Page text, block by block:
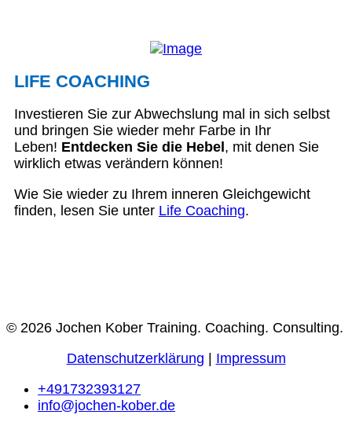
LIFE COACHING
Investieren Sie zur Abwechslung mal in sich selbst
und bringen Sie wieder mehr Farbe in Ihr
Leben! Entdecken Sie die Hebel , mit denen Sie
wirklich etwas verändern können!
Wie Sie wieder zu Ihrem inneren Gleichgewicht
finden, lesen Sie unter Life Coaching.
© 2026 Jochen Kober Training. Coaching. Consulting.
Datenschutzerklärung
Impressum
+491732393127
info@jochen-kober.de